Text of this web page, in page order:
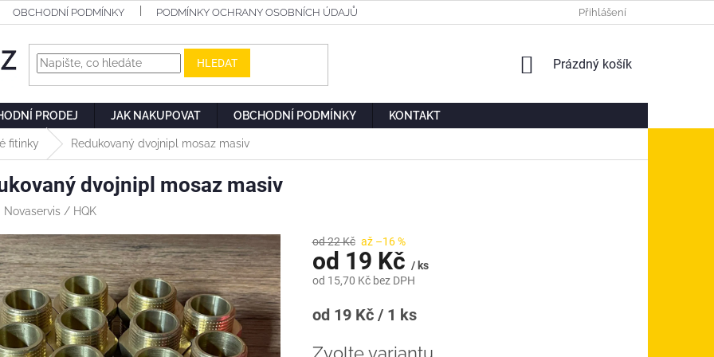
OBCHODNÍ PODMÍNKY PODMÍNKY OCHRANY OSOBNÍCH ÚDAJŮ Přihlášení
HLEDAT
NÁKUPNÍ
Prázdný košík
PRODEJ JAK NAKUPOVAT OBCHODNÍ PODMÍNKY KONTAKT
fitinky Redukovaný dvojnipl mosaz masiv
dvojnipl mosaz masiv
Novaservis / HQK
od 22 Kč až –16 %
od 19 Kč / ks
od 15,70 Kčbez DPH
Měrná
od 19 Kč / 1 ks